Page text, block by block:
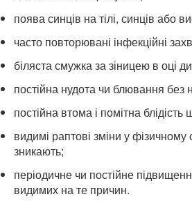
поява синців на тілі, синців або
часто повторювані інфекційні
біляста смужка за зіницею в оці
постійна нудота чи блювання без
постійна втома і помітна блідість
видимі раптові зміни у
зникають;
періодичне чи постійне
видимих на те причин.